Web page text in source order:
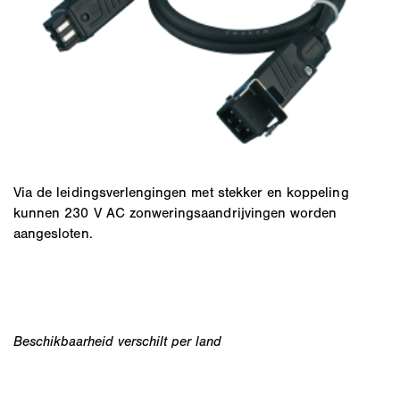
Via de leidingsverlengingen met stekker en koppeling
kunnen 230 V AC zonweringsaandrijvingen worden
aangesloten.